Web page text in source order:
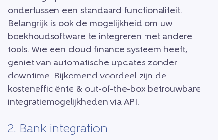
ondertussen een standaard functionaliteit.
Belangrijk is ook de mogelijkheid om uw
boekhoudsoftware te integreren met andere
tools. Wie een cloud finance systeem heeft,
geniet van automatische updates zonder
downtime. Bijkomend voordeel zijn de
kostenefficiënte & out-of-the-box betrouwbare
integratiemogelijkheden via API.
2. Bank integration